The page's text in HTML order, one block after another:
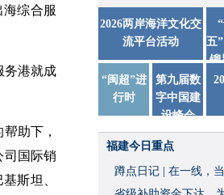
综合服
务港就成
助下，
司国际销
斯坦、
2026两岸海洋文化交
流平台活动
五
铆
“闽超”进
行时
第九届数
字中国建
设峰会
福建今日重点
蹲点日记 | 在一线，